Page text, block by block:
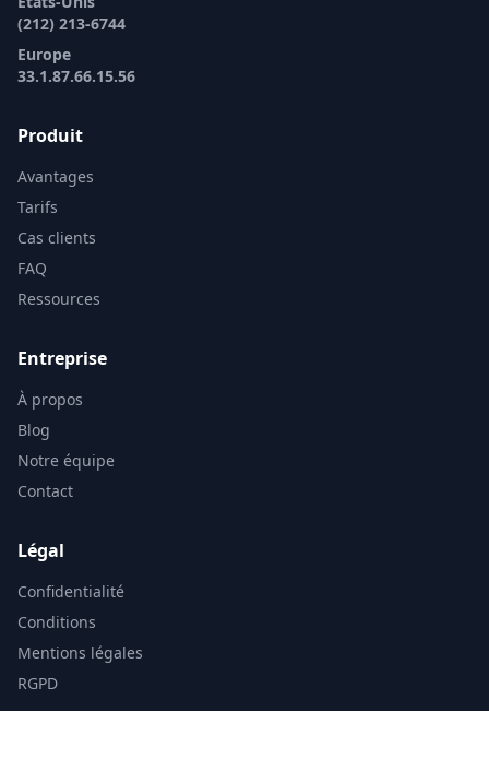
(212) 213-6744
Europe
33.1.87.66.15.56
Produit
Avantages
Tarifs
Cas clients
FAQ
Ressources
Entreprise
À propos
Blog
Notre équipe
Contact
Légal
Confidentialité
Conditions
Mentions légales
RGPD